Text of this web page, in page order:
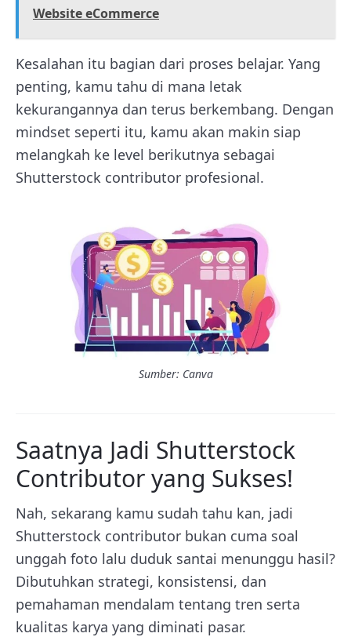
Website eCommerce
Kesalahan itu bagian dari proses belajar. Yang
penting, kamu tahu di mana letak
kekurangannya dan terus berkembang. Dengan
mindset seperti itu, kamu akan makin siap
melangkah ke level berikutnya sebagai
Shutterstock contributor profesional.
Sumber: Canva
Saatnya Jadi Shutterstock
Contributor yang Sukses!
Nah, sekarang kamu sudah tahu kan, jadi
Shutterstock contributor bukan cuma soal
unggah foto lalu duduk santai menunggu hasil?
Dibutuhkan strategi, konsistensi, dan
pemahaman mendalam tentang tren serta
kualitas karya yang diminati pasar.